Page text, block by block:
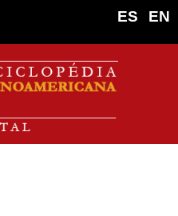
EN
ES